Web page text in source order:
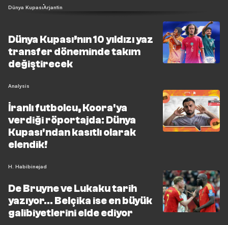
Dünya KupasıArjantin
Dünya Kupası’nın 10 yıldızı yaz
transfer döneminde takım
değiştirecek
Analysis
İranlı futbolcu, Koora'ya
verdiği röportajda: Dünya
Kupası'ndan kasıtlı olarak
elendik!
H. Habibinejad
De Bruyne ve Lukaku tarih
yazıyor… Belçika ise en büyük
galibiyetlerini elde ediyor